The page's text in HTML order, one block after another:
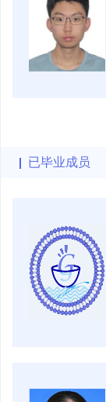
已毕业成员